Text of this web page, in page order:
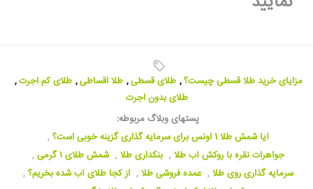
مزایای خرید طلا قسطی چیست؟, طلای قسطی, طلا اقساطی, طلای کم اجرت,
طلای بدون اجرت
پستهای وبلاگ مربوطه:
آیا شمش طلا 1 اونس برای سرمایه گذاری گزینه خوبی است؟
,
جواهرات نقره با روکش آب طلا , بنکداری طلا , شمش طلای ۱ گرمی
,
سرمایه گذاری روی طلا , عمده فروشی طلا , از کجا طلای آب شده بخریم؟ ,